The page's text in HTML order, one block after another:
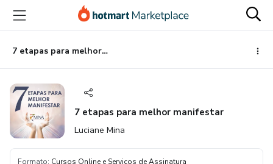
para
conteúdo
principal
para
pagamento
para
rodapé
7 etapas para melhor manifestar
7 etapas para melhor manifestar
Luciane Mina
Formato: Cursos Online e Serviços de Assinatura